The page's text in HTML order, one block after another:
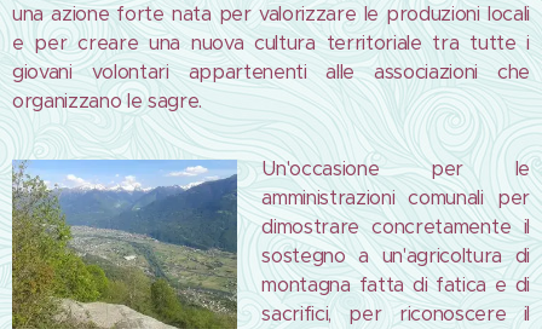
una azione forte nata per valorizzare le produzioni locali
e per creare una nuova cultura territoriale tra tutte i
giovani volontari appartenenti alle associazioni che
organizzano le sagre.
Un'occasione per le
amministrazioni comunali per
dimostrare concretamente il
sostegno a un'agricoltura di
montagna fatta di fatica e di
sacrifici, per riconoscere il